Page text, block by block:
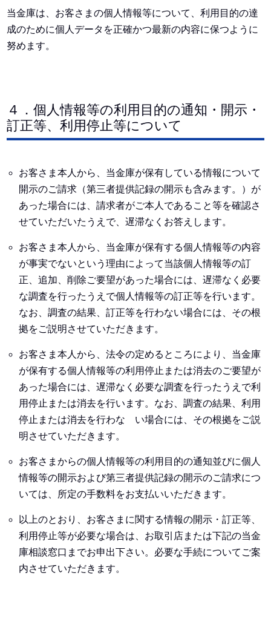
当金庫は、お客さまの個人情報等について、利用目的の達
成のために個人データを正確かつ最新の内容に保つように
努めます。
４．個人情報等の利用目的の通知・開示・
訂正等、利用停止等について
お客さま本人から、当金庫が保有している情報について
開示のご請求（第三者提供記録の開示も含みます。）が
あった場合には、請求者がご本人であること等を確認さ
せていただいたうえで、遅滞なくお答えします。
お客さま本人から、当金庫が保有する個人情報等の内容
が事実でないという理由によって当該個人情報等の訂
正、追加、削除ご要望があった場合には、遅滞なく必要
な調査を行ったうえで個人情報等の訂正等を行います。
なお、調査の結果、訂正等を行わない場合には、その根
拠をご説明させていただきます。
お客さま本人から、法令の定めるところにより、当金庫
が保有する個人情報等の利用停止または消去のご要望が
あった場合には、遅滞なく必要な調査を行ったうえで利
用停止または消去を行います。なお、調査の結果、利用
停止または消去を行わな い場合には、その根拠をご説
明させていただきます。
お客さまからの個人情報等の利用目的の通知並びに個人
情報等の開示および第三者提供記録の開示のご請求につ
いては、所定の手数料をお支払いいただきます。
以上のとおり、お客さまに関する情報の開示・訂正等、
利用停止等が必要な場合は、お取引店または下記の当金
庫相談窓口までお申出下さい。必要な手続についてご案
内させていただきます。